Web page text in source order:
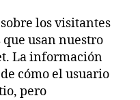
los visitantes
usan nuestro
La información
cómo el usuario
pero